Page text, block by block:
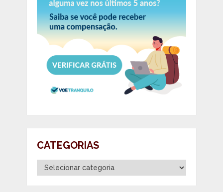
CATEGORIAS
Categorias